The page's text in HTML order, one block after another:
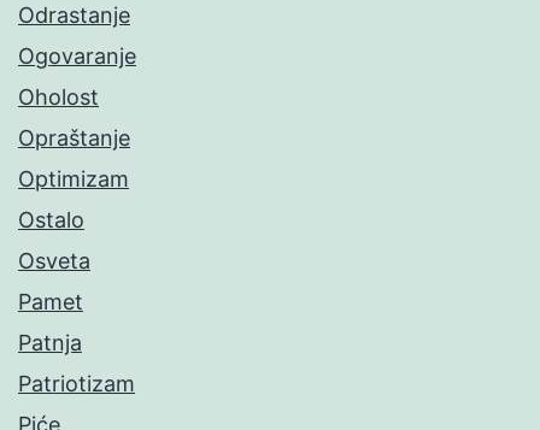
Odrastanje
Ogovaranje
Oholost
Opraštanje
Optimizam
Ostalo
Osveta
Pamet
Patnja
Patriotizam